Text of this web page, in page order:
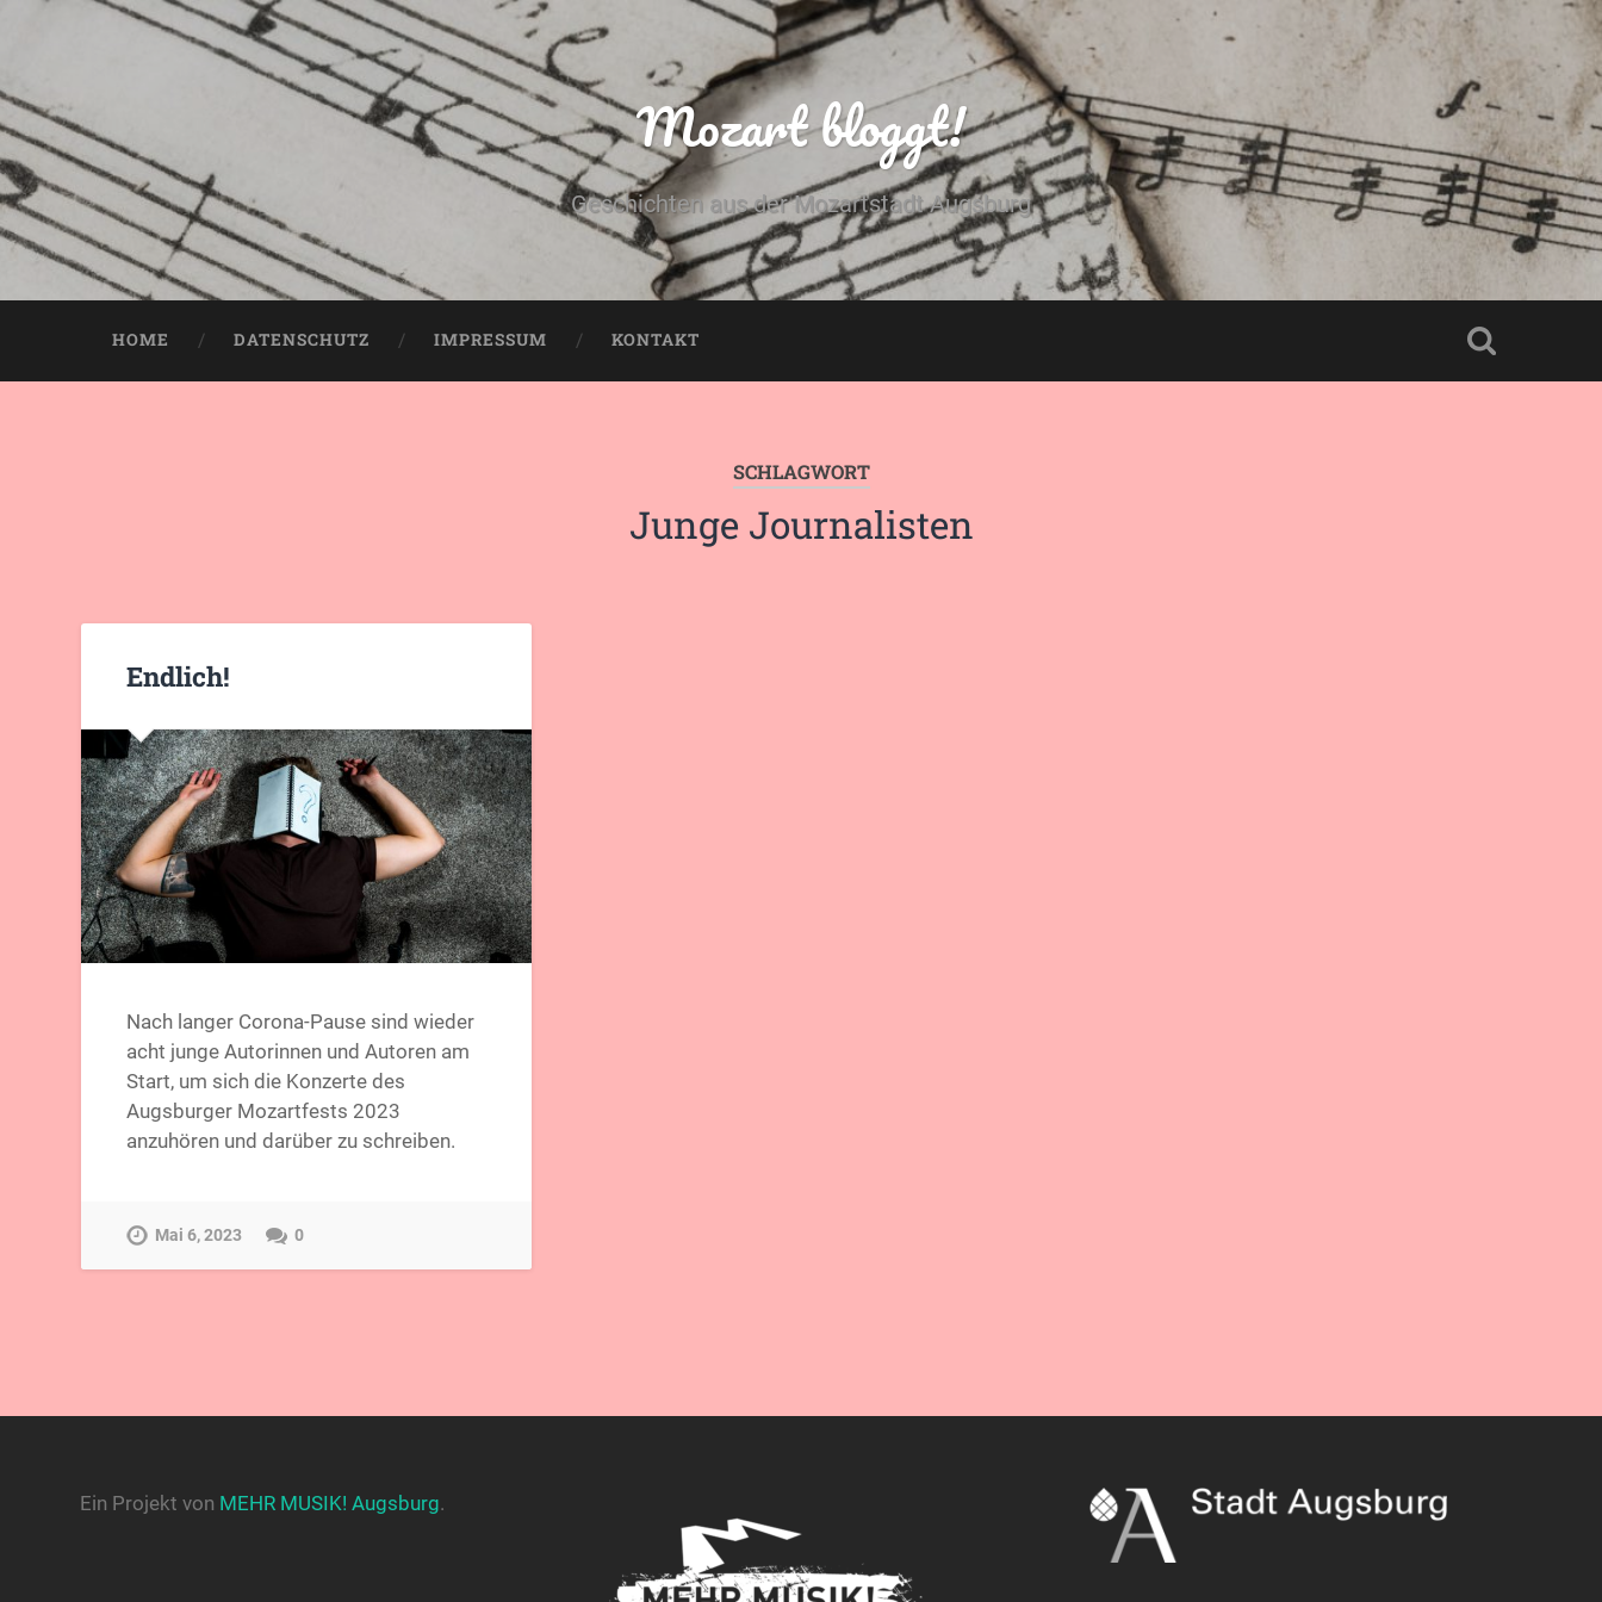
Mozart bloggt!
Geschichten aus der Mozartstadt Augsburg
HOME DATENSCHUTZ IMPRESSUM KONTAKT
SCHLAGWORT
Junge Journalisten
Endlich!
Nach langer Corona-Pause sind wieder
acht junge Autorinnen und Autoren am
Start, um sich die Konzerte des
Augsburger Mozartfests 2023
anzuhören und darüber zu schreiben.
Mai 6, 2023 0
Ein Projekt von MEHR MUSIK! Augsburg.